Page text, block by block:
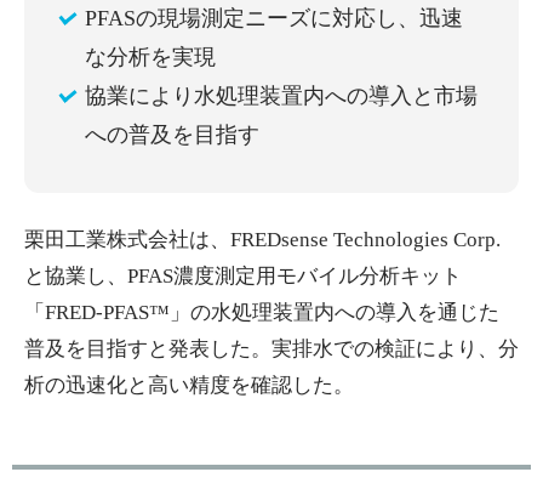
PFASの現場測定ニーズに対応し、迅速
な分析を実現
協業により水処理装置内への導入と市場
への普及を目指す
栗田工業株式会社は、FREDsense Technologies Corp.
と協業し、PFAS濃度測定用モバイル分析キット
「FRED-PFAS™」の水処理装置内への導入を通じた
普及を目指すと発表した。実排水での検証により、分
析の迅速化と高い精度を確認した。